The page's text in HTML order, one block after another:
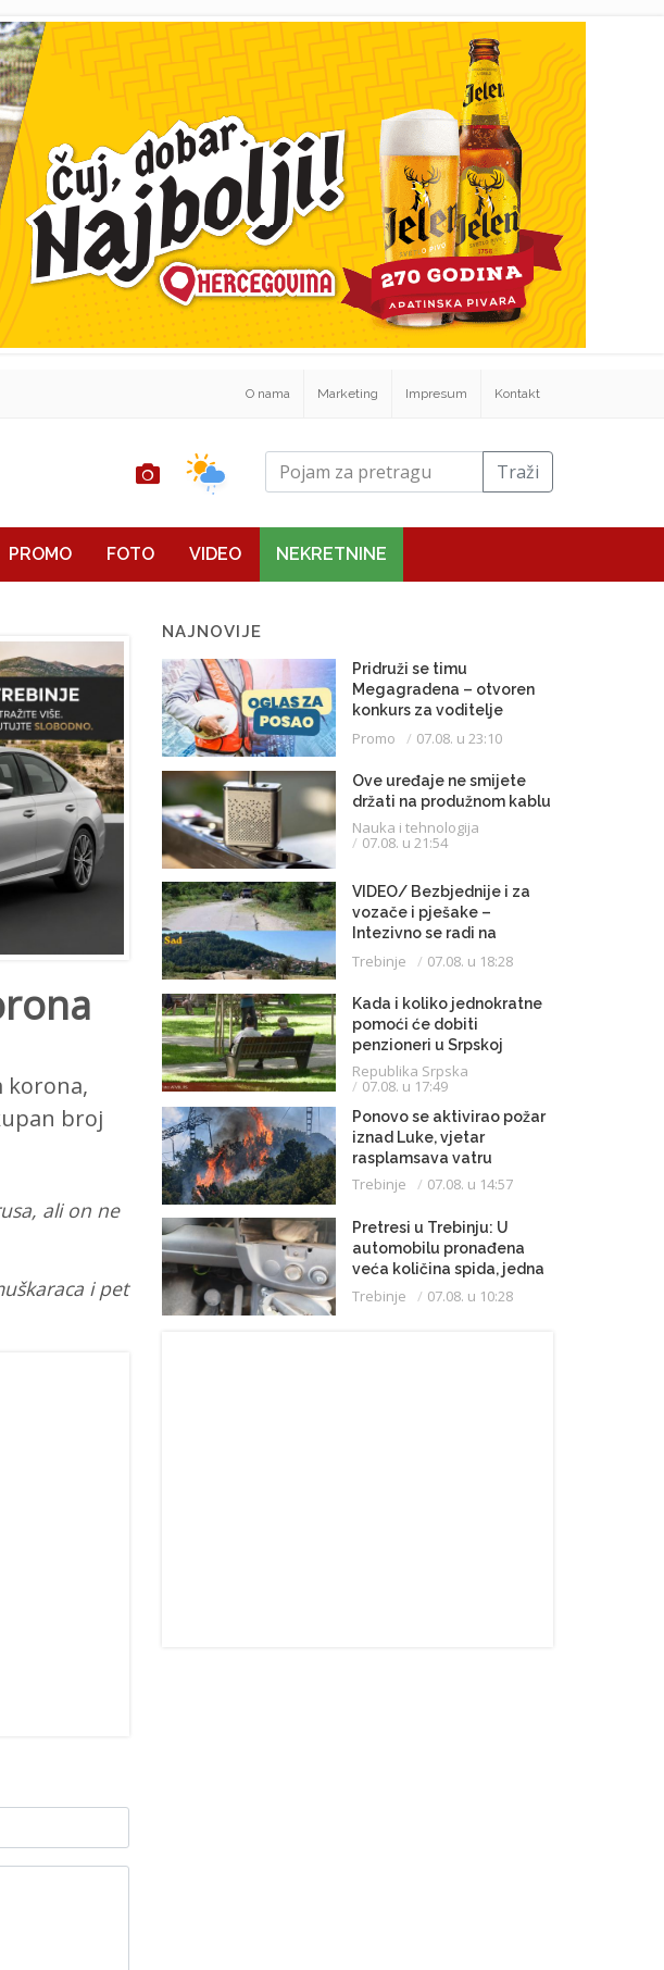
O nama Marketing Impresum Kontakt
Traži
PROMO FOTO VIDEO NEKRETNINE
korona,
broj
ali on ne
i pet
NAJNOVIJE
Pridruži se timu
Megagradena – otvoren
konkurs za voditelje
gradilišta
Promo 07.08. u 23:10
Ove uređaje ne smijete
držati na produžnom kablu
Nauka i tehnologija
07.08. u 21:54
VIDEO/ Bezbjednije i za
vozače i pješake –
Intezivno se radi na
proširenju saobraćajnice
Trebinje 07.08. u 18:28
Kada i koliko jednokratne
pomoći će dobiti
penzioneri u Srpskoj
Republika Srpska
07.08. u 17:49
Ponovo se aktivirao požar
iznad Luke, vjetar
rasplamsava vatru
Trebinje 07.08. u 14:57
Pretresi u Trebinju: U
automobilu pronađena
veća količina spida, jedna
osoba uhapšena
Trebinje 07.08. u 10:28